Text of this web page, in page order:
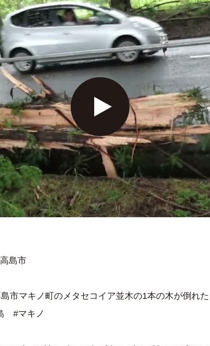
島市
市マキノ町のメタセコイア並木の1本の木が倒れ
#マキノ